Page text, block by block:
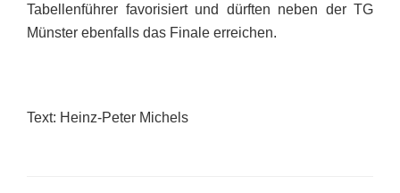
Tabellenführer favorisiert und dürften neben der TG
Münster ebenfalls das Finale erreichen.
Text: Heinz-Peter Michels